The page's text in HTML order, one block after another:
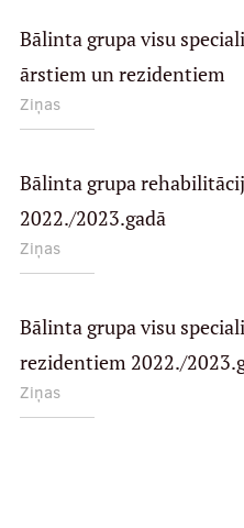
Bālinta grupa visu
ārstiem un rezidentiem
Ziņas
Bālinta grupa
2022./2023.gadā
Ziņas
Bālinta grupa visu
rezidentiem 2022./
Ziņas